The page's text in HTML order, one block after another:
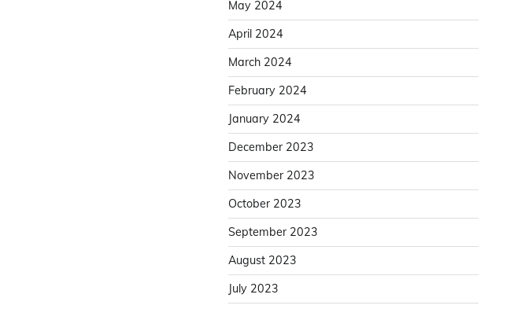
May 2024
April 2024
March 2024
February 2024
January 2024
December 2023
November 2023
October 2023
September 2023
August 2023
July 2023